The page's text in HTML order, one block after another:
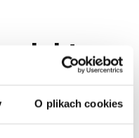
O plikach cookies